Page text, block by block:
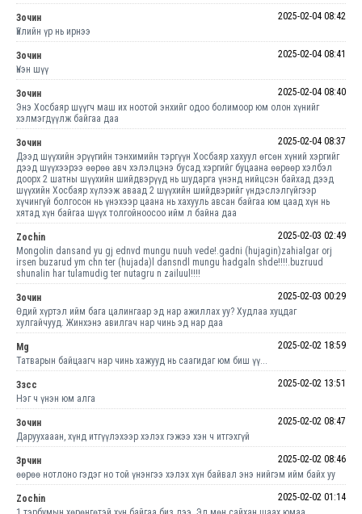
Зочин
2025-02-04 08:42
Үйлийн үр нь ирнээ
Зочин
2025-02-04 08:41
Үнэн шүү
Зочин
2025-02-04 08:40
Энэ Хосбаяр шүүгч маш их ноотой энхийг одоо болимоор юм олон хүнийг
хэлмэгдүүлж байгаа даа
Зочин
2025-02-04 08:37
Дээд шүүхийн эрүүгийн тэнхимийн тэргүүн Хосбаяр хахуул өгсөн хүний хэргийг
дээд шүүхээрээ өөрөө авч хэлэлцэнэ бусад хэргийг буцаана өөрөөр хэлбэл
доорх 2 шатны шүүхийн шийдвэрүүд нь шударга үнэнд нийцсэн байхад дээд
шүүхийн Хосбаяр хүлээж аваад 2 шүүхийн шийдвэрийг үндэслэлгүйгээр
хүчингүй болгосон нь үнэхээр цаана нь хахууль авсан байгаа юм цаад хүн нь
хятад хүн байгаа шүүх толгойноосоо ийм л байна даа
Zochin
2025-02-03 02:49
Mongolin dansand yu gj ednvd mungu nuuh vede!.gadni (hujagin)zahialgar orj
irsen buzarud ym chn ter (hujada)l dansndl mungu hadgaln shde!!!!.buzruud
shunalin har tulamudig ter nutagru n zailuul!!!!
Зочин
2025-02-03 00:29
Өдий хүртэл ийм бага цалингаар эд нар ажиллах уу? Худлаа хуцдаг
хулгайчууд. Жинхэнэ авилгач нар чинь эд нар даа
Mg
2025-02-02 18:59
Татварын байцаагч нар чинь хажууд нь саагидаг юм биш үү...
Ззсс
2025-02-02 13:51
Нэг ч үнэн юм алга
Зочин
2025-02-02 08:47
Даруухааан, хүнд итгүүлэхээр хэлэх гэжээ хэн ч итгэхгүй
Зрчин
2025-02-02 08:46
өөрөө нотлоно гэдэг но той үнэнгээ хэлэх хүн байвал энэ нийгэм ийм байх уу
Zochin
2025-02-02 01:14